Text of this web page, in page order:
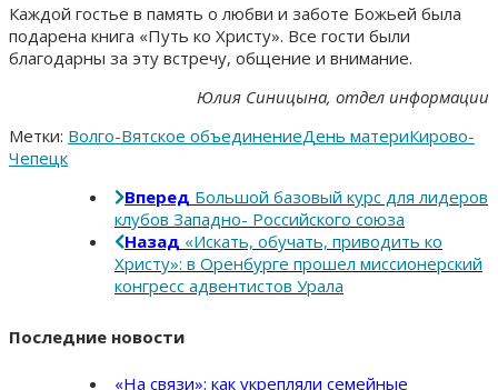
Каждой гостье в память о любви и заботе Божьей была
подарена книга «Путь ко Христу». Все гости были
благодарны за эту встречу, общение и внимание.
Юлия Синицына, отдел информации
Метки: Волго-Вятское объединениеДень материКирово-
Чепецк
Вперед Большой базовый курс для лидеров
клубов Западно- Российского союза
Назад «Искать, обучать, приводить ко
Христу»: в Оренбурге прошел миссионерский
конгресс адвентистов Урала
Последние новости
«На связи»: как укрепляли семейные